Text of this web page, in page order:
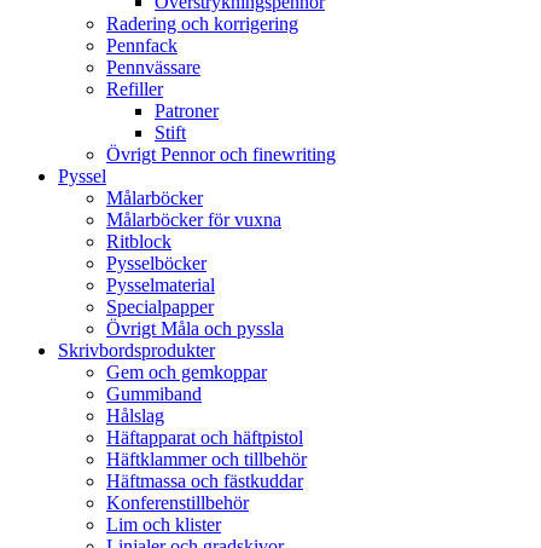
Radering och korrigering
Pennfack
Pennvässare
Refiller
Patroner
Stift
Övrigt Pennor och finewriting
Pyssel
Målarböcker
Målarböcker för vuxna
Ritblock
Pysselböcker
Pysselmaterial
Specialpapper
Övrigt Måla och pyssla
Skrivbordsprodukter
Gem och gemkoppar
Gummiband
Hålslag
Häftapparat och häftpistol
Häftklammer och tillbehör
Häftmassa och fästkuddar
Konferenstillbehör
Lim och klister